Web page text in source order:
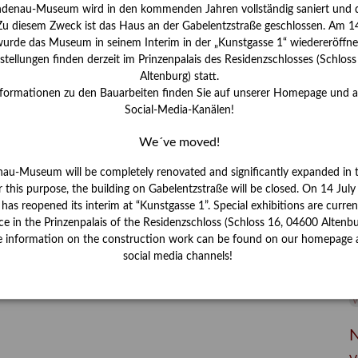
Museum wird in den kommenden Jahren vollständig saniert und
diesem Zweck ist das Haus an der Gabelentzstraße geschlossen. Am
das Museum in seinem Interim in der „Kunstgasse 1“
finden derzeit im Prinzenpalais des Residenzschlosses
Altenburg) statt.
zu den Bauarbeiten finden Sie auf unserer Homepage und
Social-Media-Kanälen!
We´ve moved!
Museum will be completely renovated and significantly expanded in
this purpose, the building on Gabelentzstraße will be closed. On 14
reopened its interim at “Kunstgasse 1”. Special exhibitions are
in the Prinzenpalais of the Residenzschloss (Schloss 16, 04600
information on the construction work can be found on our homepage
social media channels!